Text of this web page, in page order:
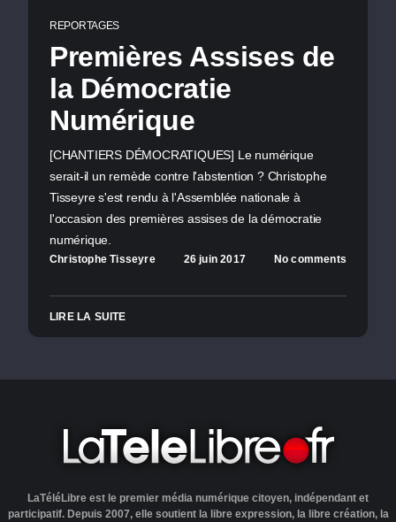
REPORTAGES
Premières Assises de
la Démocratie
Numérique
[CHANTIERS DÉMOCRATIQUES] Le numérique
serait-il un remède contre l'abstention ? Christophe
Tisseyre s'est rendu à l'Assemblée nationale à
l'occasion des premières assises de la démocratie
numérique.
Christophe Tisseyre 26 juin 2017 No comments
LIRE LA SUITE
LaTéléLibre est le premier média numérique citoyen, indépendant et
participatif. Depuis 2007, elle soutient la libre expression, la libre création, la